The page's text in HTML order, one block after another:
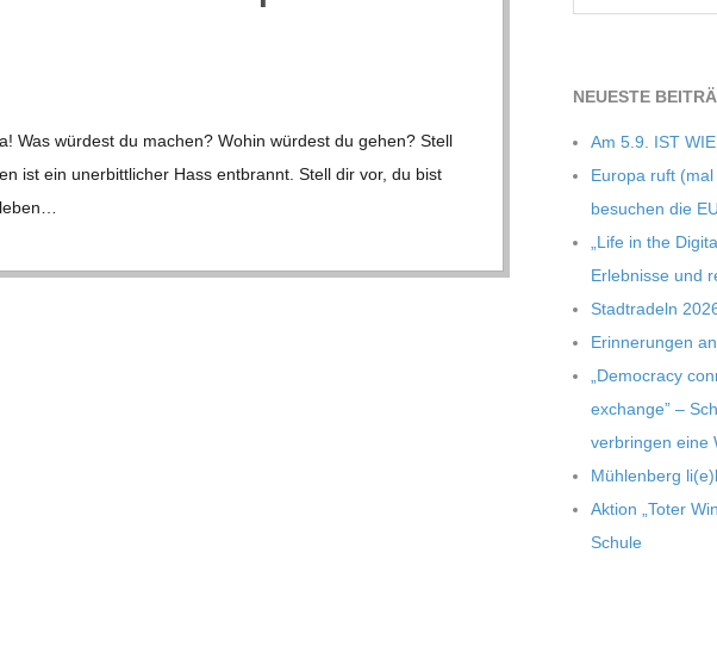
Was wür­dest du machen? Wohin wür­dest du gehen? Stell
ist ein uner­bitt­li­cher Hass ent­brannt. Stell dir vor, du bist
NEU­ESTE
Am 5.9. IST
Europa ruft
besu­chen die
„Life in the
Erleb­nisse und
Stadt­ra­deln
Erin­ne­run­gen
„Demo­cracy
exch­ange” –
ver­brin­gen eine
Müh­len­berg
Aktion „Toter
Schule